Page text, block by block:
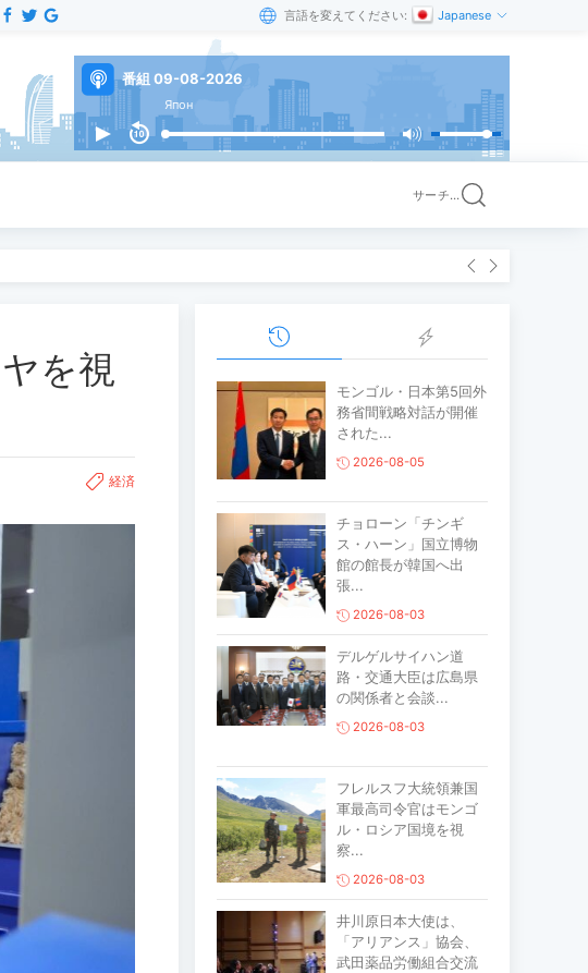
言語を変えてください: Japanese
番組 09-08-2026
サーチ...
を視
経済
モンゴル・日本第5回外
務省間戦略対話が開催
された...
2026-08-05
チョローン「チンギ
ス・ハーン」国立博物
館の館長が韓国へ出
張...
2026-08-03
デルゲルサイハン道
路・交通大臣は広島県
の関係者と会談...
2026-08-03
フレルスフ大統領兼国
軍最高司令官はモンゴ
ル・ロシア国境を視
察...
2026-08-03
井川原日本大使は、
「アリアンス」協会、
武田薬品労働組合交流